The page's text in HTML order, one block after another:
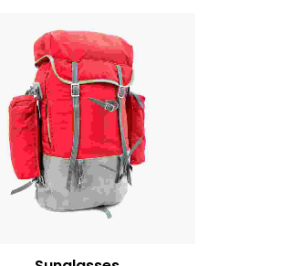
SEPETE EKLE